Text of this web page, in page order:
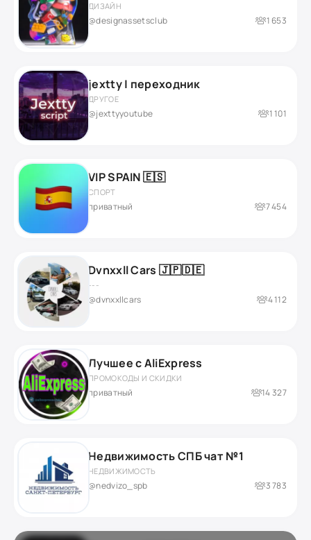
ДИЗАЙН
@designassetsclub 1 653
jextty | переходник
ДРУГОЕ
@jexttyyoutube 1 101
VIP SPAIN 🇪🇸
СПОРТ
приватный 7 454
Dvnxxll Cars 🇯🇵🇩🇪
---
@dvnxxllcars 4 112
Лучшее с AliExpress
ПРОМОКОДЫ И СКИДКИ
приватный 14 327
Недвижимость СПБ чат №1
НЕДВИЖИМОСТЬ
@nedvizo_spb 3 783